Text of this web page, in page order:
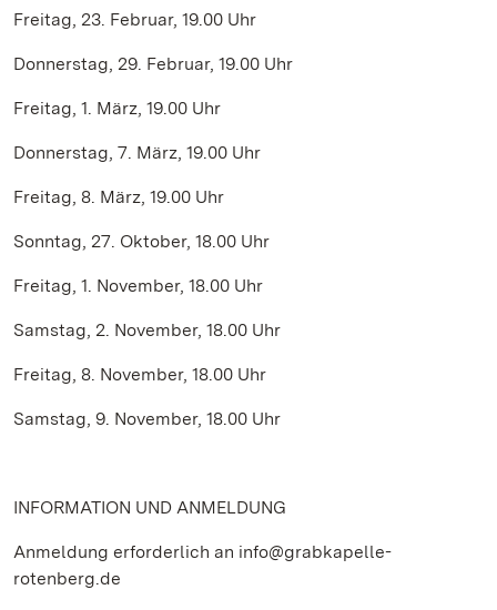
Freitag, 23. Februar, 19.00 Uhr
Donnerstag, 29. Februar, 19.00 Uhr
Freitag, 1. März, 19.00 Uhr
Donnerstag, 7. März, 19.00 Uhr
Freitag, 8. März, 19.00 Uhr
Sonntag, 27. Oktober, 18.00 Uhr
Freitag, 1. November, 18.00 Uhr
Samstag, 2. November, 18.00 Uhr
Freitag, 8. November, 18.00 Uhr
Samstag, 9. November, 18.00 Uhr
INFORMATION UND ANMELDUNG
Anmeldung erforderlich an info@grabkapelle-
rotenberg.de